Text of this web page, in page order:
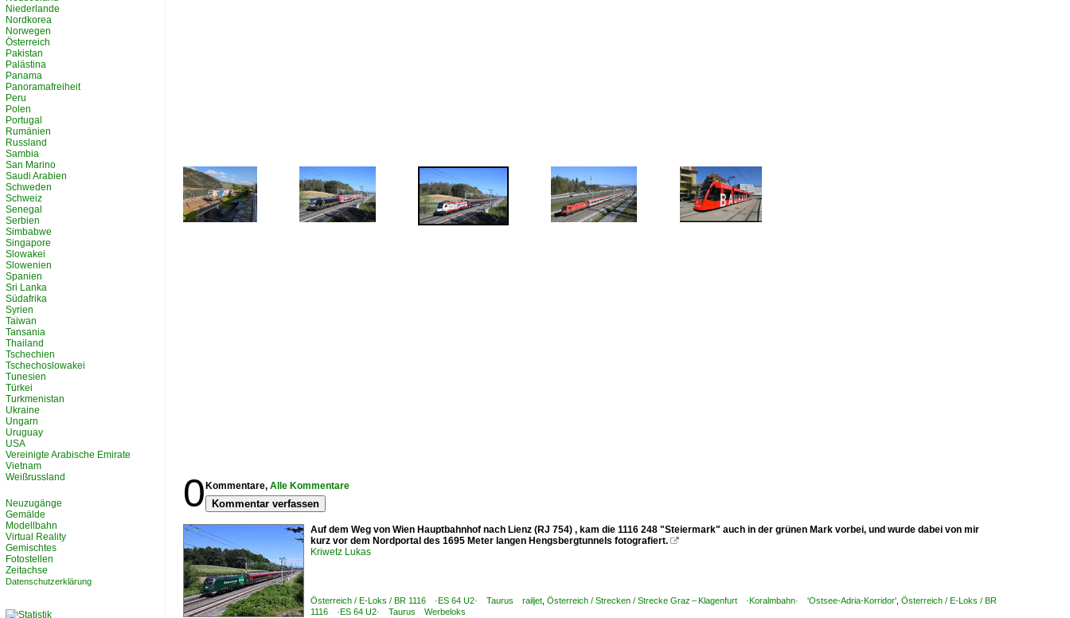
0 Kommentare, Alle Kommentare
Kommentar verfassen
Auf dem Weg von Wien Hauptbahnhof nach Lienz (RJ 754) , kam die 1116 248 "Steiermark" auch in der grünen Mark vorbei, und wurde dabei von mir
kurz vor dem Nordportal des 1695 Meter langen Hengsbergtunnels fotografiert. 
Kriwetz Lukas
Österreich / E-Loks / BR 1116 ·ES 64 U2· Taurus railjet Österreich / Strecken / Strecke Graz – Klagenfurt ·Koralmbahn· 'Ostsee-Adria-Korridor' Österreich / E-Loks / BR
1116 ·ES 64 U2· Taurus Werbeloks
Niederlande
Nordkorea
Norwegen
Österreich
Pakistan
Palästina
Panama
Panoramafreiheit
Peru
Polen
Portugal
Rumänien
Russland
Sambia
San Marino
Saudi Arabien
Schweden
Schweiz
Senegal
Serbien
Simbabwe
Singapore
Slowakei
Slowenien
Spanien
Sri Lanka
Südafrika
Syrien
Taiwan
Tansania
Thailand
Tschechien
Tschechoslowakei
Tunesien
Türkei
Turkmenistan
Ukraine
Ungarn
Uruguay
USA
Vereinigte Arabische Emirate
Vietnam
Weißrussland
Neuzugänge
Gemälde
Modellbahn
Virtual Reality
Gemischtes
Fotostellen
Zeitachse
Datenschutzerklärung